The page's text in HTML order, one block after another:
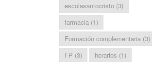
escolasantocristo (3)
farmacia (1)
Formación complementaria (3)
FP (3) horarios (1)